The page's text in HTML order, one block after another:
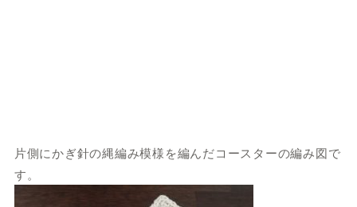
片側にかぎ針の縄編み模様を編んだコースターの編み図で
す。